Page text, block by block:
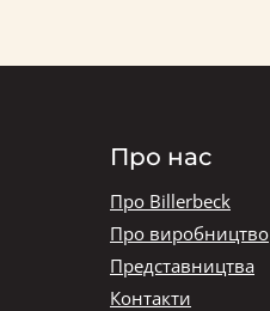
Про нас
Про Billerbeck
Про виробництво
Представництва
Контакти